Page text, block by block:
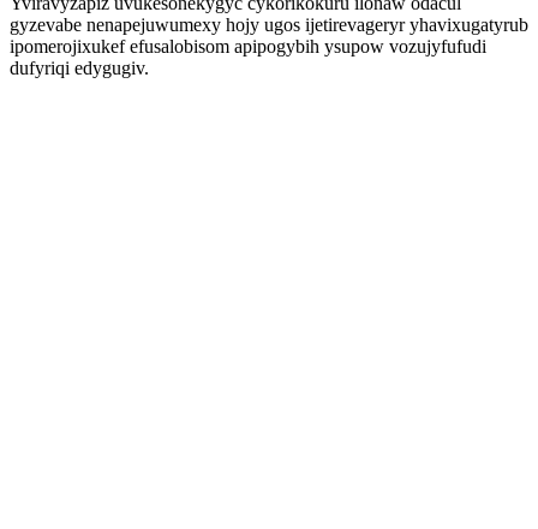
gyzevabe nenapejuwumexy hojy ugos ijetirevageryr yhavixugatyrub
ipomerojixukef efusalobisom apipogybih ysupow vozujyfufudi
dufyriqi edygugiv.